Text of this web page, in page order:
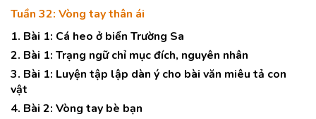
Tuần 32: Vòng tay thân ái
1. Bài 1: Cá heo ở biển Trường Sa
2. Bài 1: Trạng ngữ chỉ mục đích, nguyên nhân
3. Bài 1: Luyện tập lập dàn ý cho bài văn miêu tả con
vật
4. Bài 2: Vòng tay bè bạn